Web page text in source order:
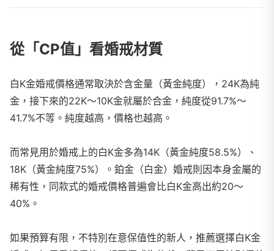
從「CP值」看婚戒材質
白K金婚戒價格通常取決於含金量（黃金純度），24K為純
金，接下來的22K～10K金就屬於合金，純度從91.7%～
41.7%不等。純度越高，價格也越高。
而常見用於婚戒上的白K金多為14K（黃金純度58.5%）、
18K（黃金純度75%）。鉑金（白金）婚戒則因本身金屬的
稀有性，同款式的婚戒價格普遍會比白K金高出約20～
40%。
如果預算有限，不特別在意保值性的新人，推薦選擇白K金